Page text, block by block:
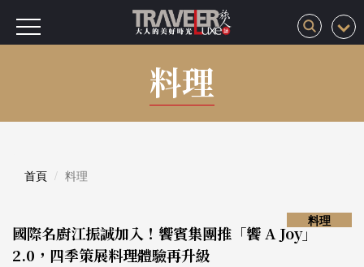
料理
首頁 料理
國際名廚江振誠加入！饗賓集團推「饗 A Joy」
2.0，四季策展料理體驗再升級
料理